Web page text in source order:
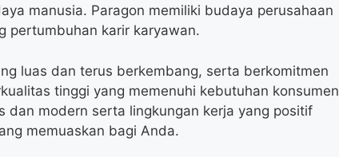
manusia. Paragon memiliki budaya perusahaan
pertumbuhan karir karyawan.
luas dan terus berkembang, serta berkomitmen
tinggi yang memenuhi kebutuhan konsumen
dan modern serta lingkungan kerja yang positif
memuaskan bagi Anda.